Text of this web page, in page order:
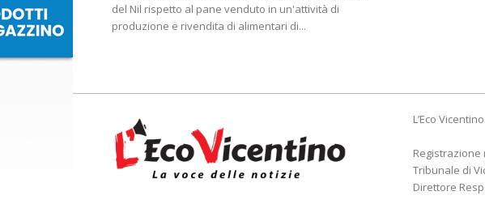
del Nil rispetto al pane venduto in un'attività di
produzione e rivendita di alimentari di...
L’Eco
Registrazione
Tribunale di
Direttore